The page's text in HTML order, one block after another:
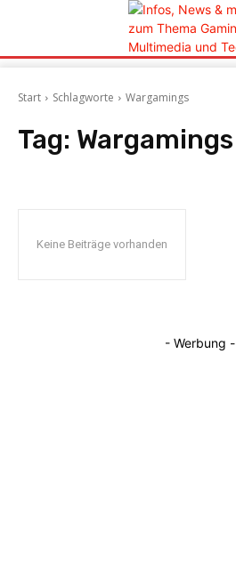
Start Schlagworte Wargamings
Tag: Wargamings
Keine Beiträge vorhanden
- Werbung -